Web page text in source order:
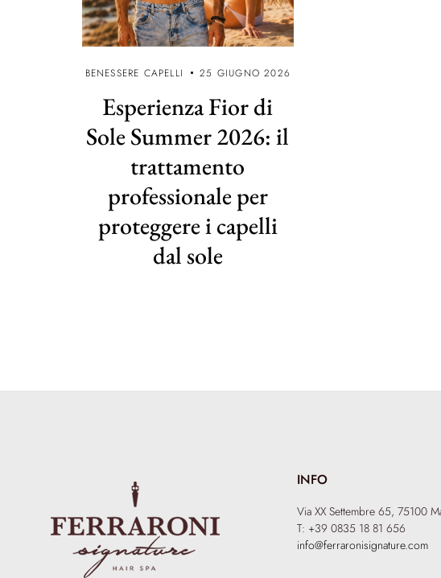
BENESSERE CAPELLI 25 GIUGNO 2026
Esperienza Fior di
Sole Summer 2026: il
trattamento
professionale per
proteggere i capelli
dal sole
INFO
Via XX Settembre 65, 75100
T: +39 0835 18 81 656
info@ferraronisignature.com